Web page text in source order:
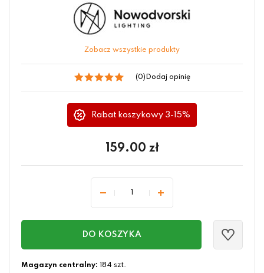
Zobacz wszystkie produkty
(0) Dodaj opinię
Rabat koszykowy 3-15%
159.00 zł
DO KOSZYKA
Magazyn centralny: 184 szt.